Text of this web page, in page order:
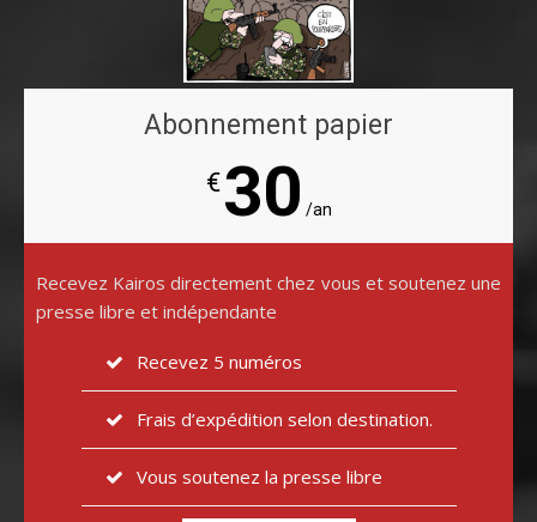
Abonnement papier
€30 /an
Recevez Kairos directement chez vous et soutenez une
presse libre et indépendante
Recevez 5 numéros
Frais d’expédition selon destination.
Vous soutenez la presse libre